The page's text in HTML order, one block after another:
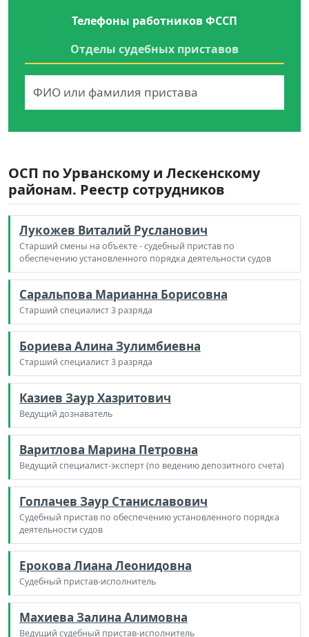
Телефоны работников ФССП
Отделы судебных приставов
ОСП по Урванскому и Лескенскому
районам. Реестр сотрудников
Лукожев Виталий Русланович
Старший смены на объекте - судебный пристав по
обеспечению установленного порядка деятельности судов
Саральпова Марианна Борисовна
Старший специалист 3 разряда
Бориева Алина Зулимбиевна
Старший специалист 3 разряда
Казиев Заур Хазритович
Ведущий дознаватель
Варитлова Марина Петровна
Ведущий специалист-эксперт (по ведению депозитного счета)
Гоплачев Заур Станиславович
Судебный пристав по обеспечению установленного порядка
деятельности судов
Ерокова Лиана Леонидовна
Судебный пристав-исполнитель
Махиева Залина Алимовна
Ведущий судебный пристав-исполнитель